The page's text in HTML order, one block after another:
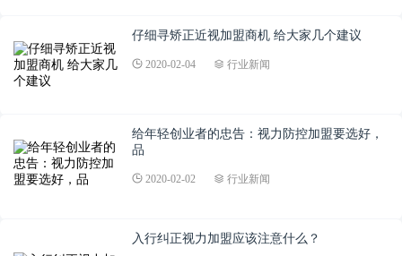
仔细寻矫正近视加盟商机 给大家几个建议
2020-02-04 行业新闻
给年轻创业者的忠告：视力防控加盟要选好，
品
2020-02-02 行业新闻
入行纠正视力加盟应该注意什么？